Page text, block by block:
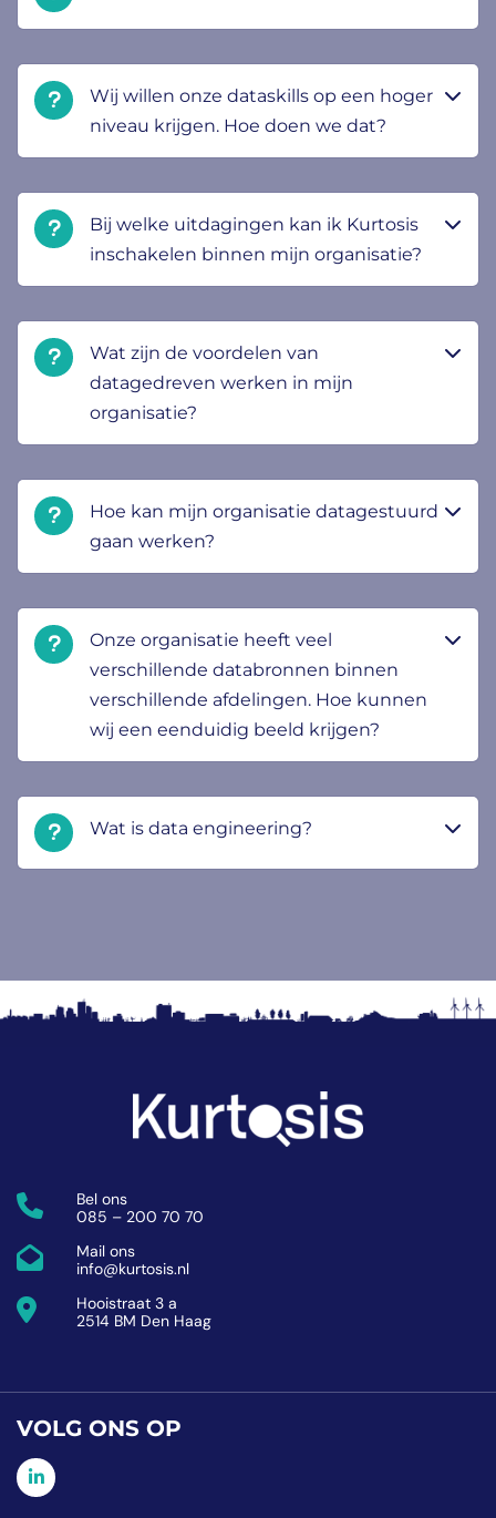
Wij willen onze dataskills op een hoger
niveau krijgen. Hoe doen we dat?
Bij welke uitdagingen kan ik Kurtosis
inschakelen binnen mijn organisatie?
Wat zijn de voordelen van
datagedreven werken in mijn
organisatie?
Hoe kan mijn organisatie datagestuurd
gaan werken?
Onze organisatie heeft veel
verschillende databronnen binnen
verschillende afdelingen. Hoe kunnen
wij een eenduidig beeld krijgen?
Wat is data engineering?
Bel ons
085 – 200 70 70
Mail ons
info@kurtosis.nl
Hooistraat 3 a
2514 BM Den Haag
VOLG ONS OP